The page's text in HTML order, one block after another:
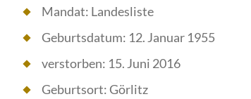
Mandat: Landesliste
Geburtsdatum: 12. Januar 1955
verstorben: 15. Juni 2016
Geburtsort: Görlitz